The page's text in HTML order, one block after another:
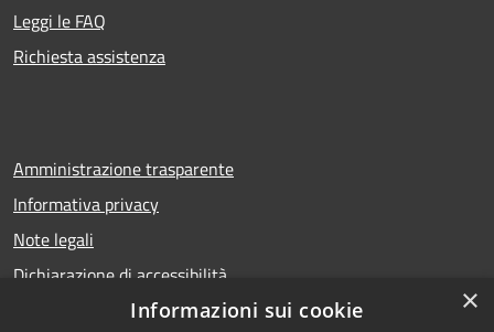
Leggi le FAQ
Richiesta assistenza
Amministrazione trasparente
Informativa privacy
Note legali
Dichiarazione di accessibilità
×
Informazioni sui cookie